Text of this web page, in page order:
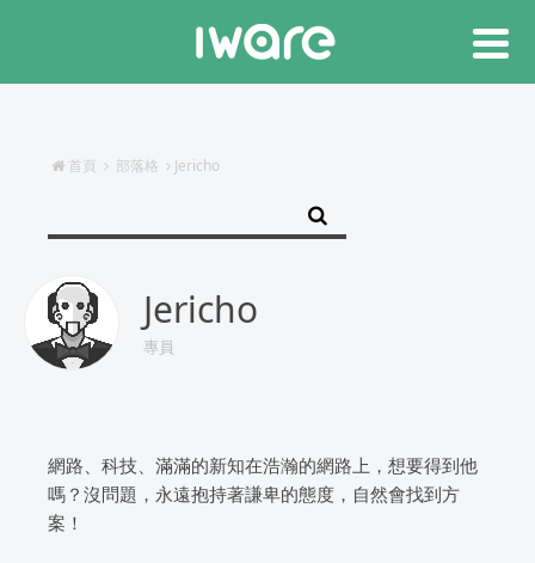
首頁 部落格 Jericho
Jericho
專員
網路、科技、滿滿的新知在浩瀚的網路上，想要得到他
嗎？沒問題，永遠抱持著謙卑的態度，自然會找到方
案！